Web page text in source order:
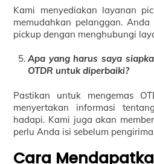
Kami menyediakan layanan
memudahkan pelanggan.
pickup dengan menghubungi
Apa yang harus saya
OTDR untuk diperbaiki?
Pastikan untuk mengemas
menyertakan informasi
hadapi. Kami juga akan
perlu Anda isi sebelum
Cara